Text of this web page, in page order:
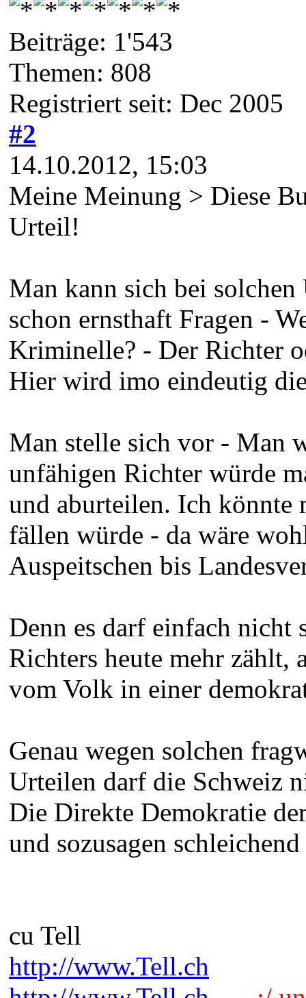
Beiträge: 1'543
Themen: 808
Registriert seit: Dec 2005
#2
14.10.2012, 15:03
Meine Meinung > Diese
Urteil!
Man kann sich bei solchen
schon ernsthaft Fragen -
Kriminelle? - Der Richter
Hier wird imo eindeutig
Man stelle sich vor - Man
unfähigen Richter würde
und aburteilen. Ich könnte
fällen würde - da wäre
Auspeitschen bis
Denn es darf einfach
Richters heute mehr zählt,
vom Volk in einer
Genau wegen solchen
Urteilen darf die Schweiz
Die Direkte Demokratie
und sozusagen
cu Tell
http://www.Tell.ch